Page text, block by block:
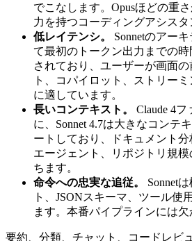
でこなします。Opusほどの重
力を持つコーディングアシスタ
低レイテンシ。
Sonnetのアー
て最初のトークン出力までの
されており、ユーザーが画面
ト、コパイロット、ストリー
に適しています。
長いコンテキスト。
Claude 4
に、Sonnet 4.7は大きなコンテ
ートしており、ドキュメント
エージェント、リポジトリ規
ちます。
命令への忠実な追従。
Sonnet
ト、JSONスキーマ、ツール使
ます。本番パイプラインには欠
要約、分類、チャット、コードレビ